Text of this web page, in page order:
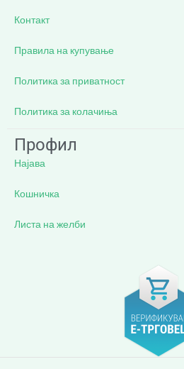
Контакт
Правила на купување
Политика за приватност
Политика за колачиња
Профил
Најава
Кошничка
Листа на желби